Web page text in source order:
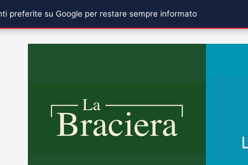
preferite su Google per restare sempre informato